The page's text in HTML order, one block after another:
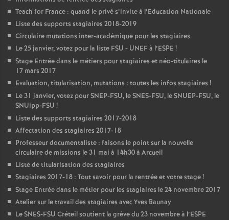
Teach for France : quand le privé s’invite à l’Education Nationale
Liste des supports stagiaires 2018-2019
Circulaire mutations inter-académique pour les stagiaires
Le 25 janvier, votez pour la liste FSU - UNEFà l’ESPE !
Stage Entrée dans le métiers pour stagiaires et néo-titulaires le
17 mars 2017
Evaluation, titularisation, mutations : toutes les infos stagiaires !
Le 31 janvier, votez pourSNEP-FSU, leSNES-FSU, leSNUEP-FSU, le
SNUipp-FSU !
Liste des supports stagiaires 2017-2018
Affectation des stagiaires 2017-18
Professeur documentaliste : faisons le point sur la nouvelle
circulaire de missions le 31 mai à 14h30 à Arcueil
Liste de titularisation des stagiaires
Stagiaires 2017-18 : Tout savoir pour la rentrée et votre stage!
Stage Entrée dans le métier pour les stagiaires le 24 novembre 2017
Atelier sur le travail des stagiaires avec Yves Baunay
LeSNES-FSU Créteil soutient la grève du 23 novembre à l’ESPE